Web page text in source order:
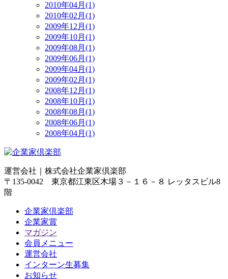
2010年04月(1)
2010年02月(1)
2009年12月(1)
2009年10月(1)
2009年08月(1)
2009年06月(1)
2009年04月(1)
2009年02月(1)
2008年12月(1)
2008年10月(1)
2008年08月(1)
2008年06月(1)
2008年04月(1)
運営会社｜ 株式会社企業家倶楽部
〒135-0042 東京都江東区木場３－１６－８ レッタスビル8
階
企業家倶楽部
企業家賞
マガジン
会員メニュー
運営会社
インターン生募集
お知らせ